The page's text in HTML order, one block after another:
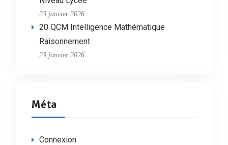
23 janvier 2026
20 QCM Intelligence Mathématique
Raisonnement
23 janvier 2026
Méta
Connexion